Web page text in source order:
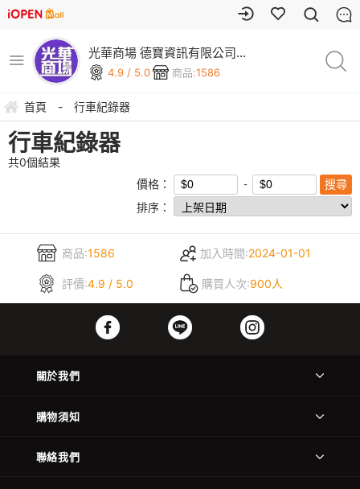
光華商場 德寶資訊有限公司
(可刷卡)
4.9 / 5.0 商品:1586
首頁 - 行車紀錄器
行車紀錄器
共0個結果
價格：
排序：
商品:1586 加入時間:2024-01-01
評價:4.9 / 5.0 購買人次:900人
關於我們
購物須知
聯絡我們